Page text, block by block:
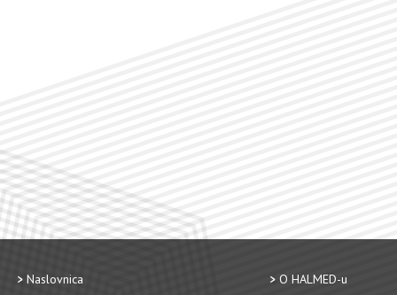
Naslovnica
O HALMED-u